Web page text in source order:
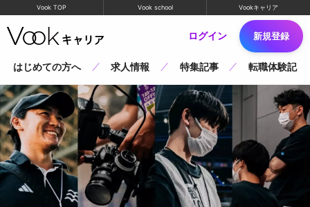
Vook TOP Vook school Vookキャリア
ログイン 新規登録
はじめての方へ 求人情報 特集記事 転職体験記